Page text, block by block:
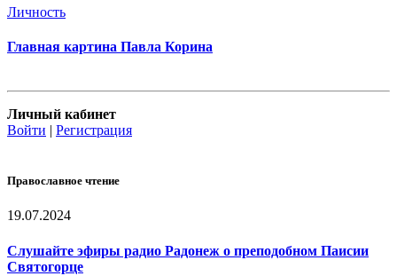
Личность
Главная картина Павла Корина
Личный кабинет
Войти | Регистрация
Православное чтение
19.07.2024
Слушайте эфиры радио Радонеж о преподобном Паисии
Святогорце